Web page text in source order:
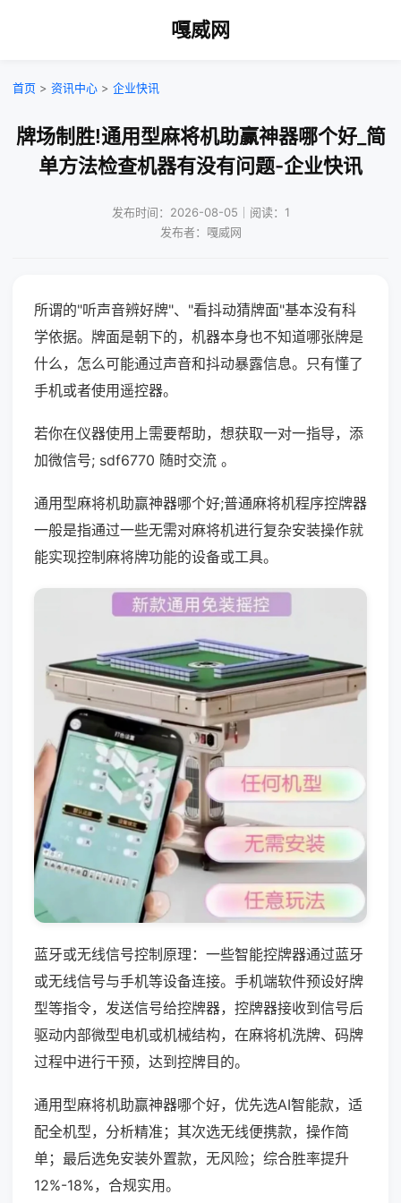
嘎威网
首页 > 资讯中心 > 企业快讯
牌场制胜!通用型麻将机助赢神器哪个好_简
单方法检查机器有没有问题-企业快讯
发布时间：2026-08-05｜阅读：1
发布者：嘎威网
所谓的"听声音辨好牌"、"看抖动猜牌面"基本没有科
学依据。牌面是朝下的，机器本身也不知道哪张牌是
什么，怎么可能通过声音和抖动暴露信息。只有懂了
手机或者使用遥控器。
若你在仪器使用上需要帮助，想获取一对一指导，添
加微信号; sdf6770 随时交流 。
通用型麻将机助赢神器哪个好;普通麻将机程序控牌器
一般是指通过一些无需对麻将机进行复杂安装操作就
能实现控制麻将牌功能的设备或工具。
蓝牙或无线信号控制原理：一些智能控牌器通过蓝牙
或无线信号与手机等设备连接。手机端软件预设好牌
型等指令，发送信号给控牌器，控牌器接收到信号后
驱动内部微型电机或机械结构，在麻将机洗牌、码牌
过程中进行干预，达到控牌目的。
通用型麻将机助赢神器哪个好，优先选AI智能款，适
配全机型，分析精准；其次选无线便携款，操作简
单；最后选免安装外置款，无风险；综合胜率提升
12%-18%，合规实用。